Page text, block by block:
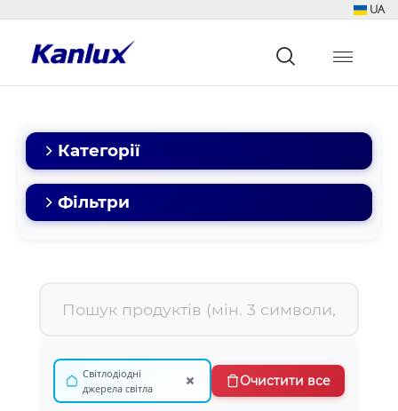
UA
główna
Категорії
Фільтри
Світлодіодні
джерела світла
× Очистити все